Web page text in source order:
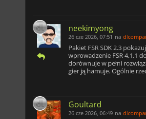
neekimyong
26 cze 2026, 07:51 na
Pakiet FSR SDK 2.3
wprowadzenie FSR 4.1.1
dorównuje w pełni
gier ją hamuje. Ogólnie
Goultard
26 cze 2026, 06:49 na